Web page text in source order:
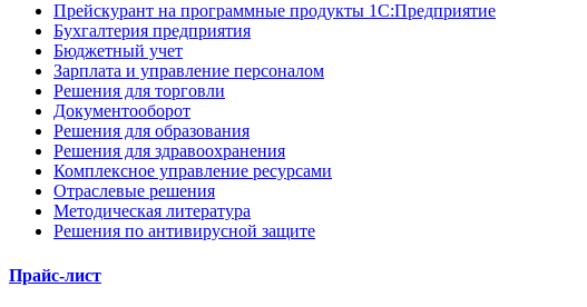
Прейскурант на программные продукты 1С:Предприятие
Бухгалтерия предприятия
Бюджетный учет
Зарплата и управление персоналом
Решения для торговли
Документооборот
Решения для образования
Решения для здравоохранения
Комплексное управление ресурсами
Отраслевые решения
Методическая литература
Решения по антивирусной защите
Прайс-лист